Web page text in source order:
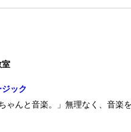
室
ック
ゃんと音楽。」無理なく、音楽